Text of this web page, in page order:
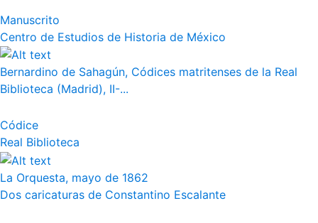
Manuscrito
Centro de Estudios de Historia de México
Bernardino de Sahagún, Códices matritenses de la Real
Biblioteca (Madrid), II-...
Códice
Real Biblioteca
La Orquesta, mayo de 1862
Dos caricaturas de Constantino Escalante